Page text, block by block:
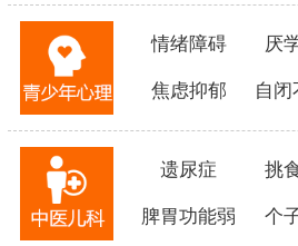
情绪障碍 厌
焦虑抑郁 自闭
遗尿症 挑
脾胃功能弱 个